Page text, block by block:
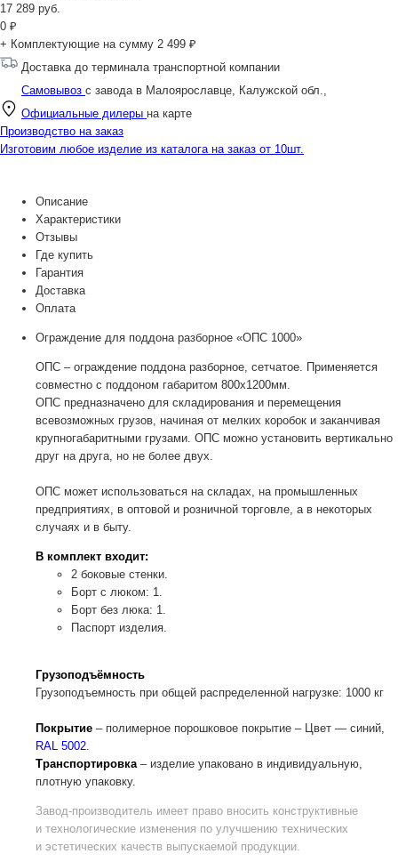
17 289 руб.
0 ₽
+ Комплектующие на сумму 2 499 ₽
Доставка до терминала транспортной компании
Самовывоз с завода в Малоярославце, Калужской обл.,
Официальные дилеры на карте
Производство на заказ
Изготовим любое изделие из каталога на заказ от 10шт.
Описание
Характеристики
Отзывы
Где купить
Гарантия
Доставка
Оплата
Ограждение для поддона разборное «ОПС 1000»
ОПС – ограждение поддона разборное, сетчатое. Применяется
совместно с поддоном габаритом 800х1200мм.
ОПС предназначено для складирования и перемещения
всевозможных грузов, начиная от мелких коробок и заканчивая
крупногабаритными грузами. ОПС можно установить вертикально
друг на друга, но не более двух.
ОПС может использоваться на складах, на промышленных
предприятиях, в оптовой и розничной торговле, а в некоторых
случаях и в быту.
В комплект входит:
2 боковые стенки.
Борт с люком: 1.
Борт без люка: 1.
Паспорт изделия.
Грузоподъёмность
Грузоподъемность при общей распределенной нагрузке: 1000 кг
Покрытие – полимерное порошковое покрытие – Цвет — синий,
RAL 5002
Транспортировка – изделие упаковано в индивидуальную,
плотную упаковку.
Завод-производитель имеет право вносить конструктивные
и технологические изменения по улучшению технических
и эстетических качеств выпускаемой продукции.